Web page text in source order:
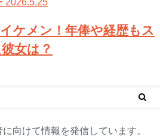
ケメン！年俸や経歴もス
女は？
向けて情報を発信しています。